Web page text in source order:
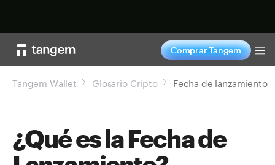
Comprar Tangem
Tangem Wallet Glosario Cripto Fecha de lanzamiento
¿Qué es la Fecha de